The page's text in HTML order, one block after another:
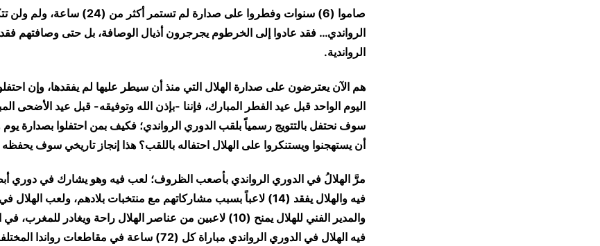
صاموا (6) سنوات وفطروا على صدارة لم تستمر
الرواندي… فقد عادوا إلى الخرطوم يجرجرون أذيال الوصافة، بل حتى وصافتهم
الرواندية.
​هم الآن يعترضون على صدارة الهلال التي منذ أن سيطر عليها لم يفقدها، وإن
اليوم الواحد قبل عيد الفطر المبارك، فإننا -بإذن الله وتوفيقه- قبل عيد الأضحى
سوف نحتفل بالتتويج رسمياً بلقب الدوري الرواندي؛ فكيف بمن احتفلوا بصدارة يوم
أن يستهجنوا ويستنكروا على الهلال احتفاله باللقب؟ هذا إنجاز تاريخي سوف يحفظه
​مرَّ الهلالُ في الدوري الرواندي بأصعب الظروف؛ لعب فيه وهو يشارك في دوري
فيه والهلال يفقد (14) لاعباً بسبب مشاركاتهم مع منتخبات بلادهم، ولعب
والمدير الفني للهلال يمنح (10) لاعبين من عناصر الهلال راحة ويغادر
فيه الهلال في الدوري الرواندي مباراة كل (72) ساعة في مقاطعات